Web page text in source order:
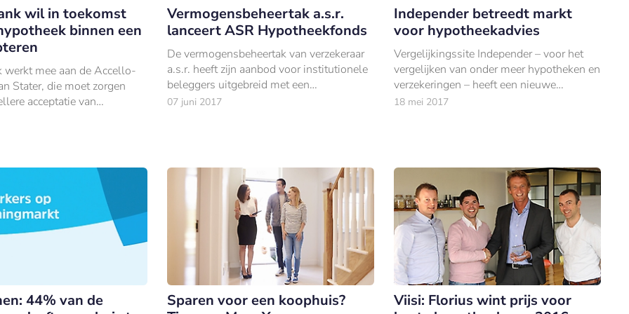
wil in toekomst
binnen een
werkt mee aan de Accello-
Stater, die moet zorgen
acceptatie van
door het ophalen
Vermogensbeheertak a.s.r.
lanceert ASR Hypotheekfonds
De vermogensbeheertak van verzekeraar
a.s.r. heeft zijn aanbod voor institutionele
beleggers uitgebreid met een
hypotheekfonds.
07 juni 2017
Independer betreedt markt
voor hypotheekadvies
Vergelijkingssite Independer – voor het
vergelijken van onder meer hypotheken en
verzekeringen – heeft een nieuwe
dienstverlening gelanceerd:
18 mei 2017
44% van de
Sparen voor een koophuis?
Viisi: Florius wint prijs voor